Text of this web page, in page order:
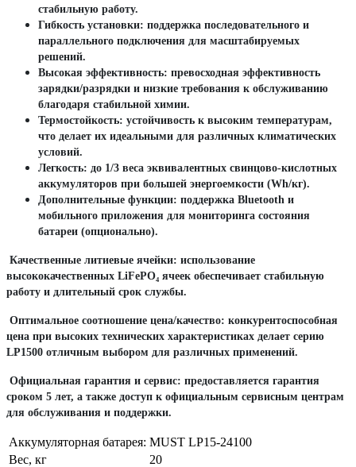
стабильную работу.
Гибкость установки: поддержка последовательного и
параллельного подключения для масштабируемых
решений.
Высокая эффективность: превосходная эффективность
зарядки/разрядки и низкие требования к обслуживанию
благодаря стабильной химии.
Термостойкость: устойчивость к высоким температурам,
что делает их идеальными для различных климатических
условий.
Легкость: до 1/3 веса эквивалентных свинцово-кислотных
аккумуляторов при большей энергоемкости (Wh/кг).
Дополнительные функции: поддержка Bluetooth и
мобильного приложения для мониторинга состояния
батареи (опционально).
Качественные литиевые ячейки: использование
высококачественных LiFePO₄ ячеек обеспечивает стабильную
работу и длительный срок службы.
Оптимальное соотношение цена/качество: конкурентоспособная
цена при высоких технических характеристиках делает серию
LP1500 отличным выбором для различных применений.
Официальная гарантия и сервис: предоставляется гарантия
сроком 5 лет, а также доступ к официальным сервисным центрам
для обслуживания и поддержки.
Аккумуляторная батарея: MUST LP15-24100
Вес, кг
20